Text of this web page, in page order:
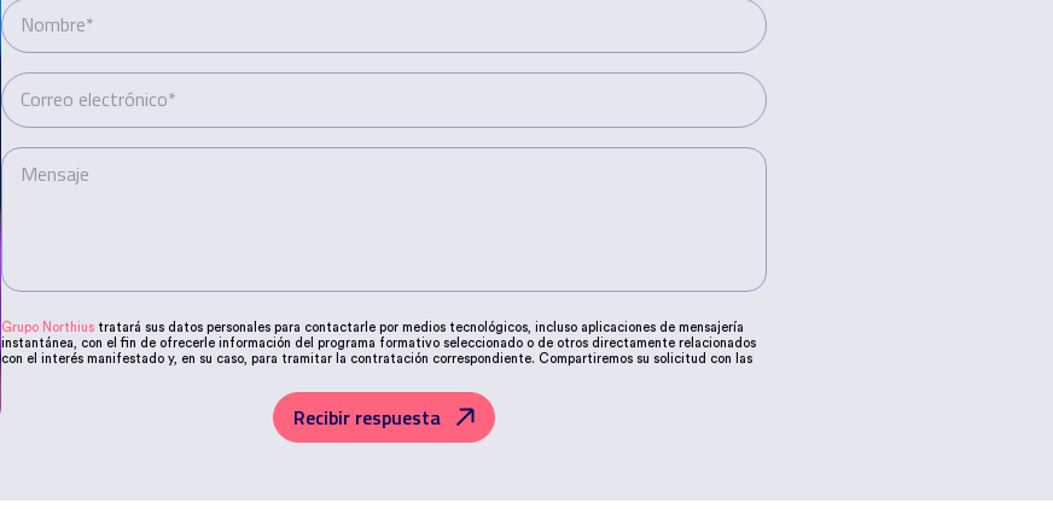
Nombre*
Correo electrónico*
Mensaje
Grupo Northius tratará sus datos personales para contactarle por medios tecnológicos, incluso aplicaciones de mensajería
instantánea, con el fin de ofrecerle información del programa formativo seleccionado o de otros directamente relacionados
con el interés manifestado y, en su caso, para tramitar la contratación correspondiente. Compartiremos su solicitud con las
servicios de acuerdo a su petición. Quedan reconocidos los derechos de acceso, rectificación, supresión, oposición,
Política de Privacidad
Recibir respuesta